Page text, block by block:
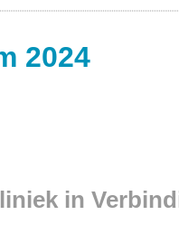
2024
in